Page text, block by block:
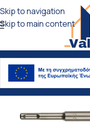
Skip to navigation
Skip to main content